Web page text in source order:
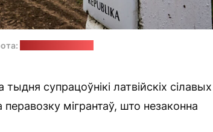
супрацоўнікі латвійскіх сілавых
мігрантаў, што незаконна